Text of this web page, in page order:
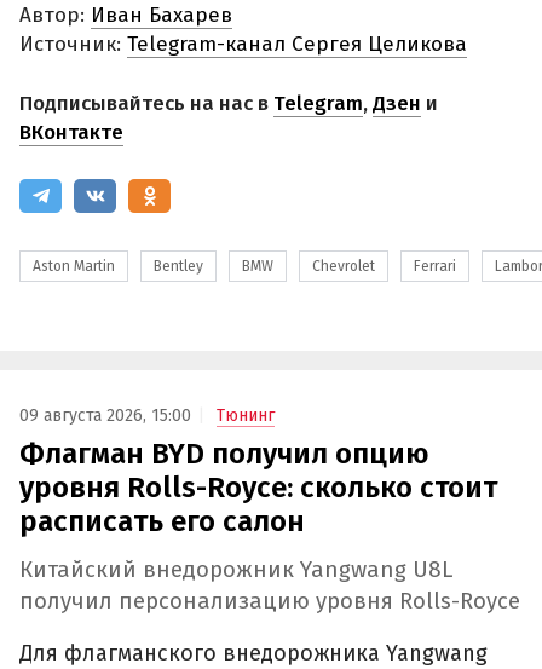
Автор: Иван Бахарев
Источник: Telegram-канал Сергея Целикова
Подписывайтесь на нас в Telegram,Дзен и
ВКонтакте
Aston Martin Bentley BMW Chevrolet Ferrari
09 августа 2026, 15:00 Тюнинг
Флагман BYD получил опцию
уровня Rolls-Royce: сколько стоит
расписать его салон
Китайский внедорожник Yangwang U8L
получил персонализацию уровня Rolls-Royce
Для флагманского внедорожника Yangwang